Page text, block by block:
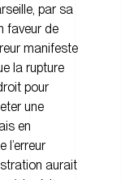
par sa
faveur de
manifeste
la rupture
pour
une
en
l’erreur
aurait